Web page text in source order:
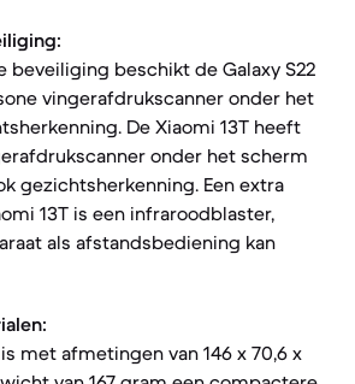
beveiliging beschikt de Galaxy S22
vingerafdrukscanner onder het
De Xiaomi 13T heeft
onder het scherm
gezichtsherkenning. Een extra
13T is een infraroodblaster,
als afstandsbediening kan
is met afmetingen van 146 x 70,6 x